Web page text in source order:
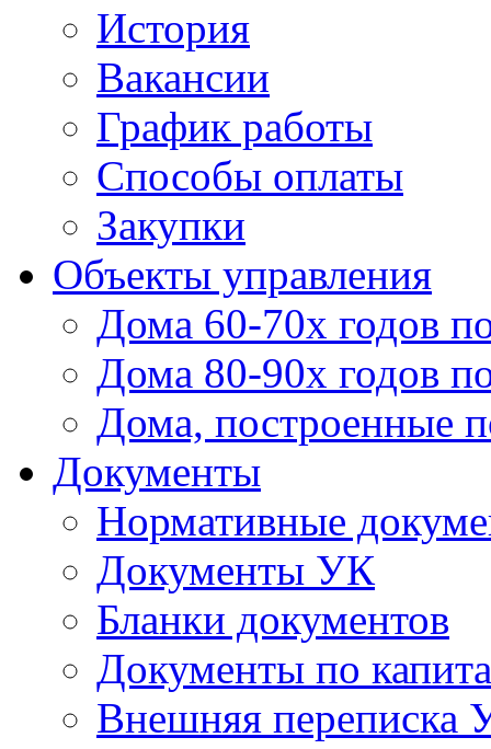
История
Вакансии
График работы
Способы оплаты
Закупки
Объекты управления
Дома 60-70х годов
Дома 80-90х годов
Дома, построенные
Документы
Нормативные
Документы УК
Бланки документов
Документы по
Внешняя переписка